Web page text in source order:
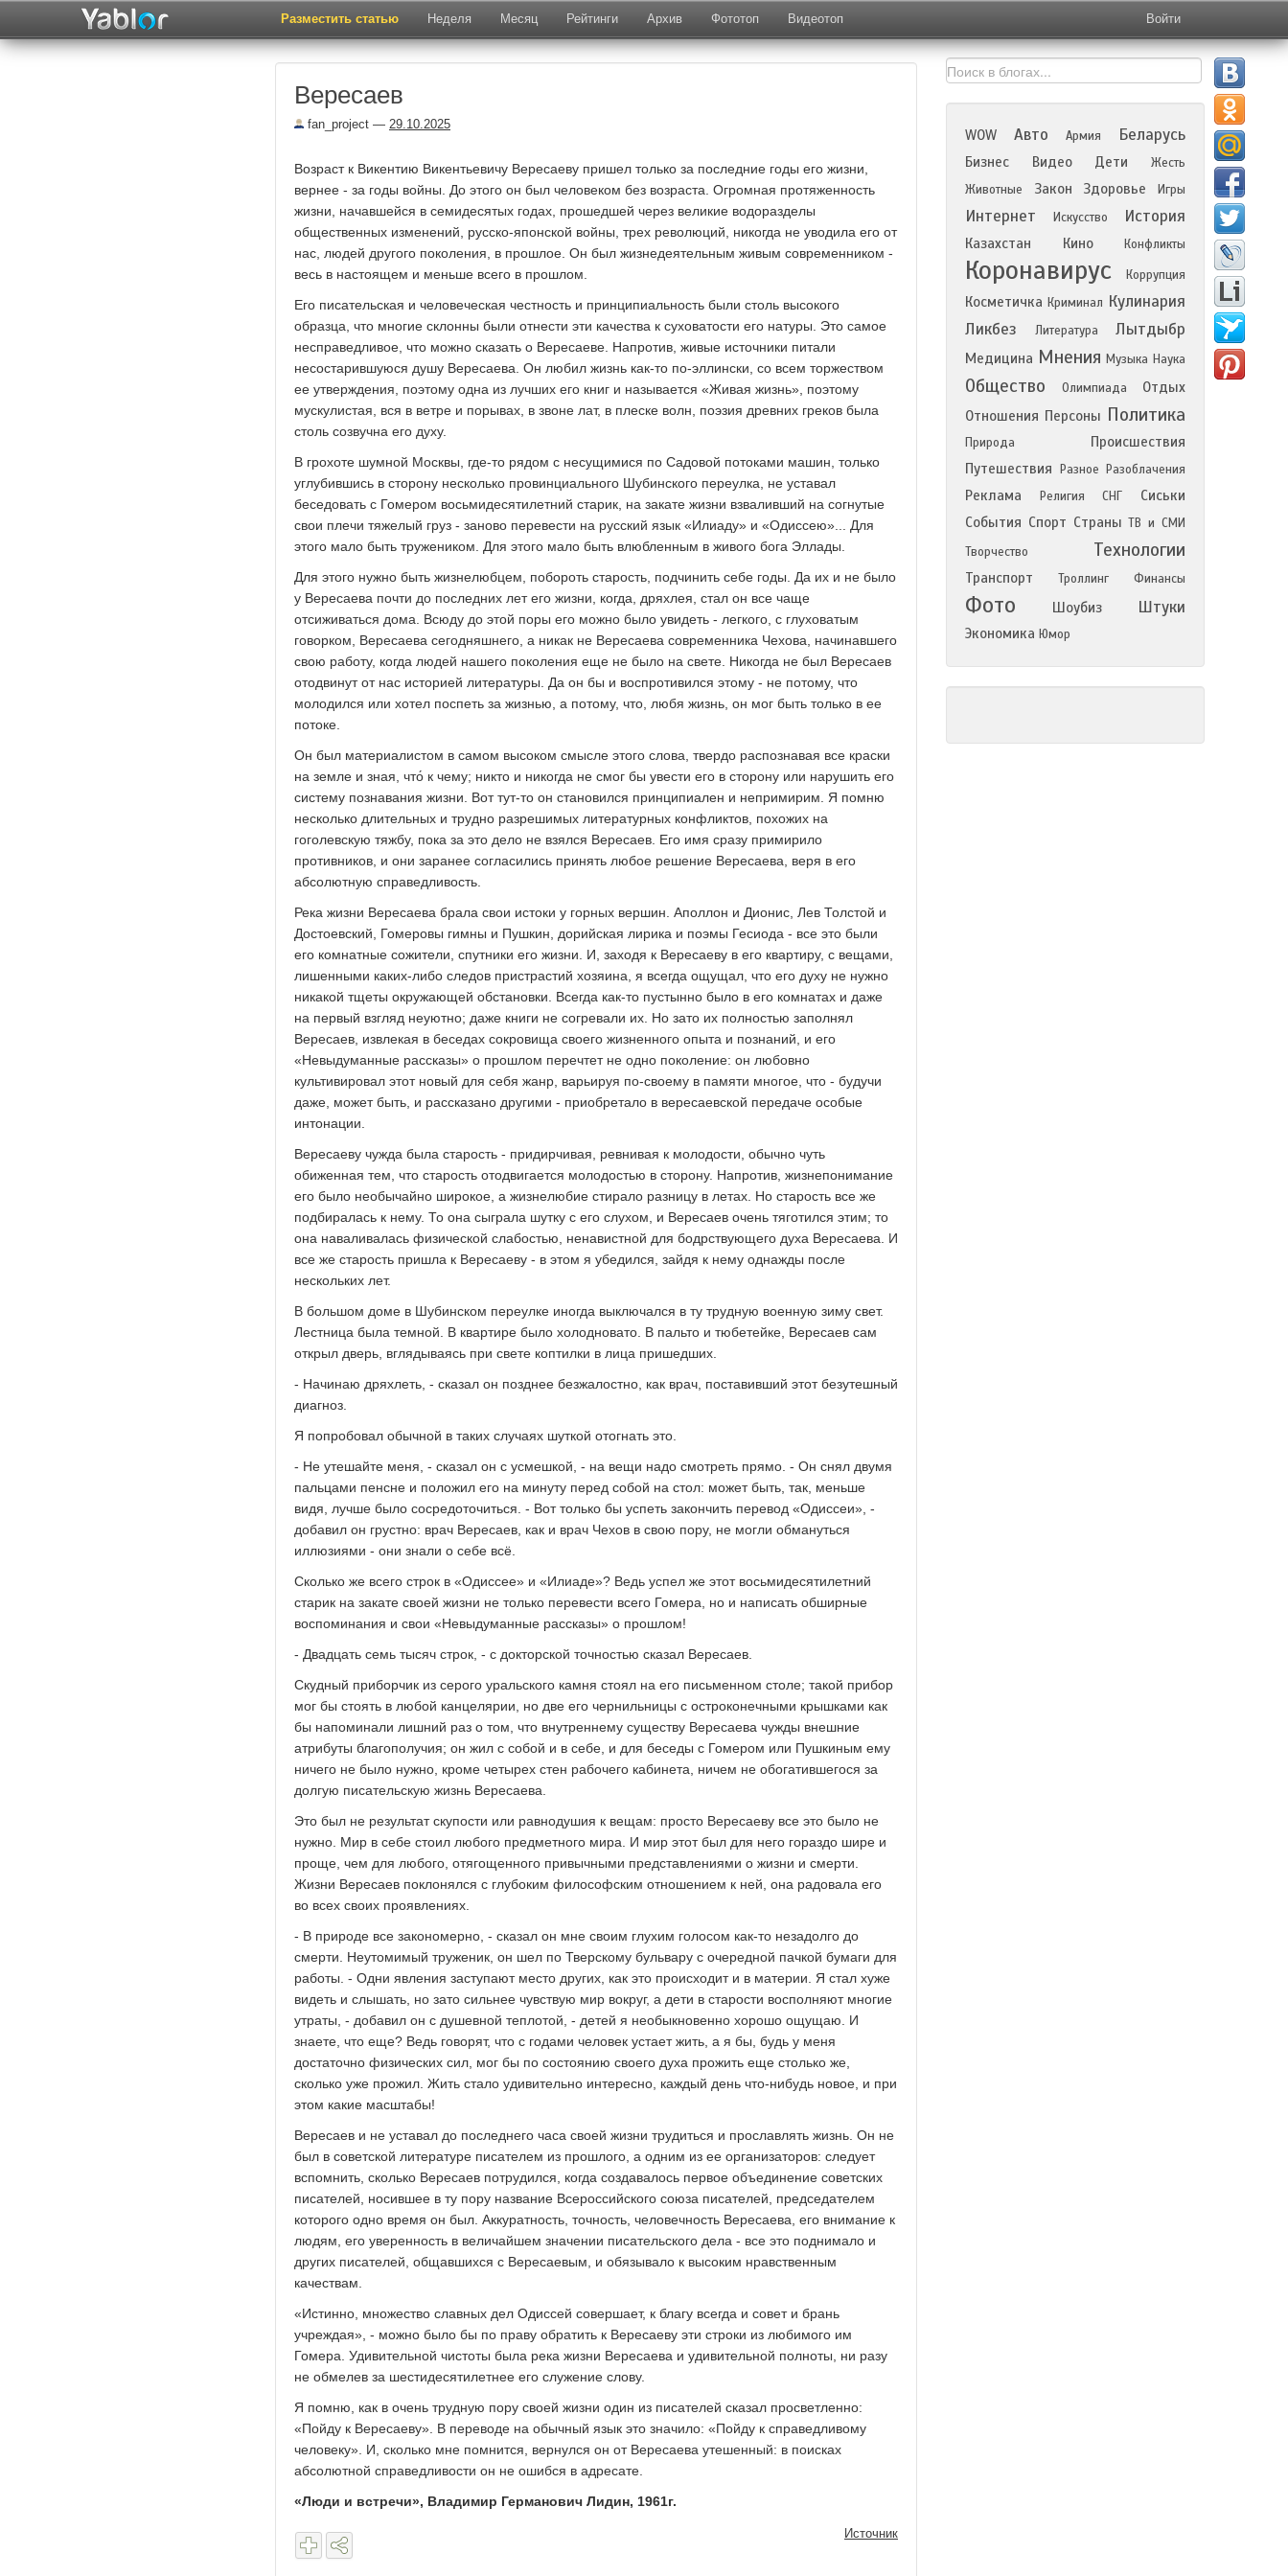
Разместить статью Неделя Месяц Рейтинги Архив Фототоп Видеотоп Войти
Вересаев
fan_project — 29.10.2025
Возраст к Викентию Викентьевичу Вересаеву пришел только за последние годы его жизни,
вернее - за годы войны. До этого он был человеком без возраста. Огромная протяженность
жизни, начавшейся в семидесятых годах, прошедшей через великие водоразделы
общественных изменений, русско-японской войны, трех революций, никогда не уводила его от
нас, людей другого поколения, в прошлое. Он был жизнедеятельным живым современником -
весь в настоящем и меньше всего в прошлом.
Его писательская и человеческая честность и принципиальность были столь высокого
образца, что многие склонны были отнести эти качества к суховатости его натуры. Это самое
несправедливое, что можно сказать о Вересаеве. Напротив, живые источники питали
несостарившуюся душу Вересаева. Он любил жизнь как-то по-эллински, со всем торжеством
ее утверждения, поэтому одна из лучших его книг и называется «Живая жизнь», поэтому
мускулистая, вся в ветре и порывах, в звоне лат, в плеске волн, поэзия древних греков была
столь созвучна его духу.
В грохоте шумной Москвы, где-то рядом с несущимися по Садовой потоками машин, только
углубившись в сторону несколько провинциального Шубинского переулка, не уставал
беседовать с Гомером восьмидесятилетний старик, на закате жизни взваливший на согнутые
свои плечи тяжелый груз - заново перевести на русский язык «Илиаду» и «Одиссею»... Для
этого мало быть тружеником. Для этого мало быть влюбленным в живого бога Эллады.
Для этого нужно быть жизнелюбцем, побороть старость, подчинить себе годы. Да их и не было
у Вересаева почти до последних лет его жизни, когда, дряхлея, стал он все чаще
отсиживаться дома. Всюду до этой поры его можно было увидеть - легкого, с глуховатым
говорком, Вересаева сегодняшнего, а никак не Вересаева современника Чехова, начинавшего
свою работу, когда людей нашего поколения еще не было на свете. Никогда не был Вересаев
отодвинут от нас историей литературы. Да он бы и воспротивился этому - не потому, что
молодился или хотел поспеть за жизнью, а потому, что, любя жизнь, он мог быть только в ее
потоке.
Он был материалистом в самом высоком смысле этого слова, твердо распознавая все краски
на земле и зная, что́ к чему; никто и никогда не смог бы увести его в сторону или нарушить его
систему познавания жизни. Вот тут-то он становился принципиален и непримирим. Я помню
несколько длительных и трудно разрешимых литературных конфликтов, похожих на
гоголевскую тяжбу, пока за это дело не взялся Вересаев. Его имя сразу примирило
противников, и они заранее согласились принять любое решение Вересаева, веря в его
абсолютную справедливость.
Река жизни Вересаева брала свои истоки у горных вершин. Аполлон и Дионис, Лев Толстой и
Достоевский, Гомеровы гимны и Пушкин, дорийская лирика и поэмы Гесиода - все это были
его комнатные сожители, спутники его жизни. И, заходя к Вересаеву в его квартиру, с вещами,
лишенными каких-либо следов пристрастий хозяина, я всегда ощущал, что его духу не нужно
никакой тщеты окружающей обстановки. Всегда как-то пустынно было в его комнатах и даже
на первый взгляд неуютно; даже книги не согревали их. Но зато их полностью заполнял
Вересаев, извлекая в беседах сокровища своего жизненного опыта и познаний, и его
«Невыдуманные рассказы» о прошлом перечтет не одно поколение: он любовно
культивировал этот новый для себя жанр, варьируя по-своему в памяти многое, что - будучи
даже, может быть, и рассказано другими - приобретало в вересаевской передаче особые
интонации.
Вересаеву чужда была старость - придирчивая, ревнивая к молодости, обычно чуть
обиженная тем, что старость отодвигается молодостью в сторону. Напротив, жизнепонимание
его было необычайно широкое, а жизнелюбие стирало разницу в летах. Но старость все же
подбиралась к нему. То она сыграла шутку с его слухом, и Вересаев очень тяготился этим; то
она наваливалась физической слабостью, ненавистной для бодрствующего духа Вересаева. И
все же старость пришла к Вересаеву - в этом я убедился, зайдя к нему однажды после
нескольких лет.
В большом доме в Шубинском переулке иногда выключался в ту трудную военную зиму свет.
Лестница была темной. В квартире было холодновато. В пальто и тюбетейке, Вересаев сам
открыл дверь, вглядываясь при свете коптилки в лица пришедших.
- Начинаю дряхлеть, - сказал он позднее безжалостно, как врач, поставивший этот безутешный
диагноз.
Я попробовал обычной в таких случаях шуткой отогнать это.
- Не утешайте меня, - сказал он с усмешкой, - на вещи надо смотреть прямо. - Он снял двумя
пальцами пенсне и положил его на минуту перед собой на стол: может быть, так, меньше
видя, лучше было сосредоточиться. - Вот только бы успеть закончить перевод «Одиссеи», -
добавил он грустно: врач Вересаев, как и врач Чехов в свою пору, не могли обмануться
иллюзиями - они знали о себе всё.
Сколько же всего строк в «Одиссее» и «Илиаде»? Ведь успел же этот восьмидесятилетний
старик на закате своей жизни не только перевести всего Гомера, но и написать обширные
воспоминания и свои «Невыдуманные рассказы» о прошлом!
- Двадцать семь тысяч строк, - с докторской точностью сказал Вересаев.
Скудный приборчик из серого уральского камня стоял на его письменном столе; такой прибор
мог бы стоять в любой канцелярии, но две его чернильницы с остроконечными крышками как
бы напоминали лишний раз о том, что внутреннему существу Вересаева чужды внешние
атрибуты благополучия; он жил с собой и в себе, и для беседы с Гомером или Пушкиным ему
ничего не было нужно, кроме четырех стен рабочего кабинета, ничем не обогатившегося за
долгую писательскую жизнь Вересаева.
Это был не результат скупости или равнодушия к вещам: просто Вересаеву все это было не
нужно. Мир в себе стоил любого предметного мира. И мир этот был для него гораздо шире и
проще, чем для любого, отягощенного привычными представлениями о жизни и смерти.
Жизни Вересаев поклонялся с глубоким философским отношением к ней, она радовала его
во всех своих проявлениях.
- В природе все закономерно, - сказал он мне своим глухим голосом как-то незадолго до
смерти. Неутомимый труженик, он шел по Тверскому бульвару с очередной пачкой бумаги для
работы. - Одни явления заступают место других, как это происходит и в материи. Я стал хуже
видеть и слышать, но зато сильнее чувствую мир вокруг, а дети в старости восполняют многие
утраты, - добавил он с душевной теплотой, - детей я необыкновенно хорошо ощущаю. И
знаете, что еще? Ведь говорят, что с годами человек устает жить, а я бы, будь у меня
достаточно физических сил, мог бы по состоянию своего духа прожить еще столько же,
сколько уже прожил. Жить стало удивительно интересно, каждый день что-нибудь новое, и при
этом какие масштабы!
Вересаев и не уставал до последнего часа своей жизни трудиться и прославлять жизнь. Он не
был в советской литературе писателем из прошлого, а одним из ее организаторов: следует
вспомнить, сколько Вересаев потрудился, когда создавалось первое объединение советских
писателей, носившее в ту пору название Всероссийского союза писателей, председателем
которого одно время он был. Аккуратность, точность, человечность Вересаева, его внимание к
людям, его уверенность в величайшем значении писательского дела - все это поднимало и
других писателей, общавшихся с Вересаевым, и обязывало к высоким нравственным
качествам.
«Истинно, множество славных дел Одиссей совершает, к благу всегда и совет и брань
учреждая», - можно было бы по праву обратить к Вересаеву эти строки из любимого им
Гомера. Удивительной чистоты была река жизни Вересаева и удивительной полноты, ни разу
не обмелев за шестидесятилетнее его служение слову.
Я помню, как в очень трудную пору своей жизни один из писателей сказал просветленно:
«Пойду к Вересаеву». В переводе на обычный язык это значило: «Пойду к справедливому
человеку». И, сколько мне помнится, вернулся он от Вересаева утешенный: в поисках
абсолютной справедливости он не ошибся в адресате.
«Люди и встречи», Владимир Германович Лидин, 1961г.
Источник
WOW Авто Армия Беларусь
Бизнес Видео Дети
Жесть
Животные
Закон Здоровье Игры
Интернет Искусство История
Казахстан Кино Конфликты
Коронавирус Коррупция
Косметичка Криминал Кулинария
Ликбез
Литература Лытдыбр
Медицина Мнения Музыка Наука
Общество Олимпиада
Отдых
Отношения Персоны Политика
Природа
Происшествия
Путешествия
Разное Разоблачения
Реклама Религия СНГ
Сиськи
События Спорт Страны ТВ и СМИ
Творчество
Технологии
Транспорт Троллинг Финансы
Фото Шоубиз Штуки
Экономика Юмор